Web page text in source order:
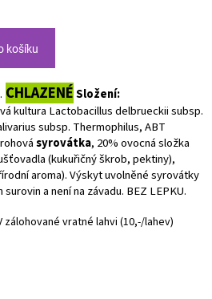
košíku
CHLAZENÉSložení:
kultura Lactobacillus delbrueckii subsp.
subsp. Thermophilus, ABT
syrovátka, 20% ovocná složka
(kukuřičný škrob, pektiny),
aroma). Výskyt uvolněné syrovátky
a není na závadu. BEZ LEPKU.
zálohované vratné lahvi (10,-/lahev)